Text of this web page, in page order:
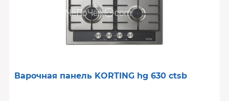
Варочная панель KORTING hg 630 ctsb